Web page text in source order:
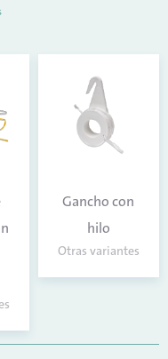
Gancho con
hilo
Otras variantes